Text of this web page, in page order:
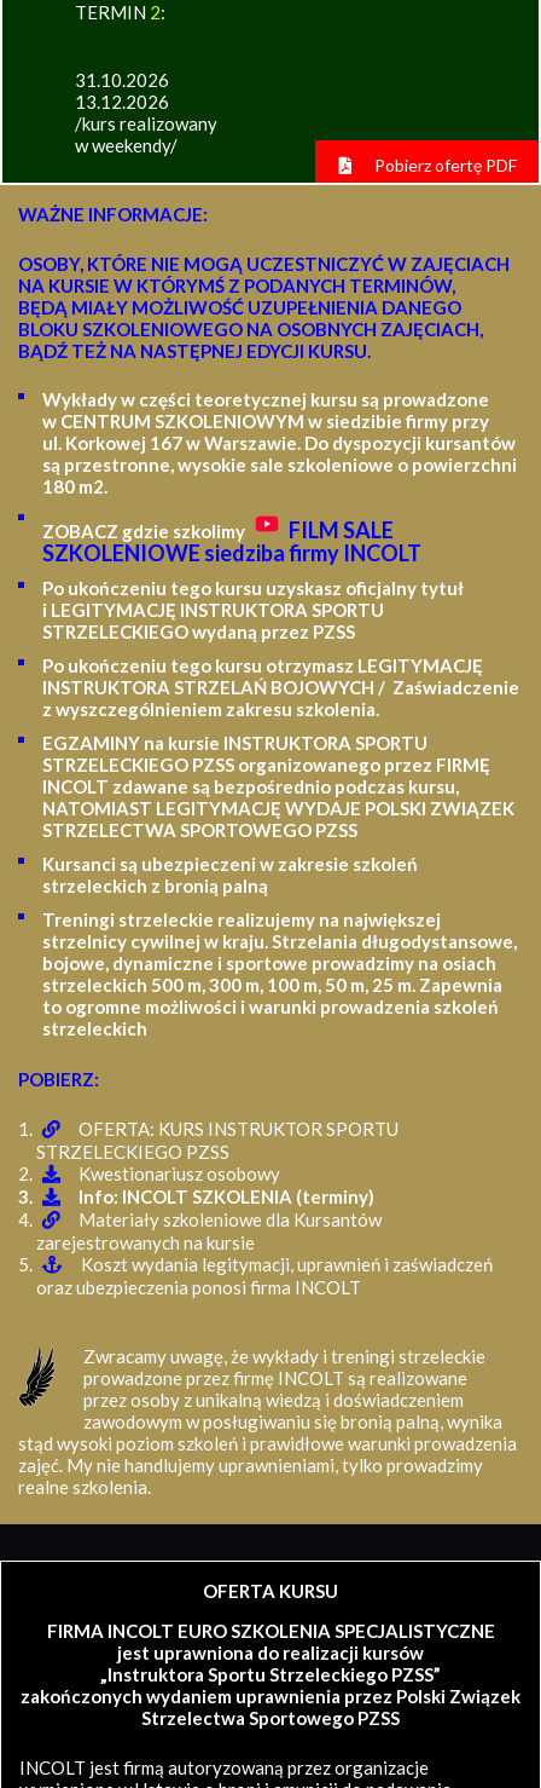
TERMIN 2:
31.10.2026
13.12.2026
/kurs realizowany
w weekendy/
Pobierz ofertę PDF
WAŻNE INFORMACJE:
OSOBY, KTÓRE NIE MOGĄ UCZESTNICZYĆ W ZAJĘCIACH
NA KURSIE W KTÓRYMŚ Z PODANYCH TERMINÓW,
BĘDĄ MIAŁY MOŻLIWOŚĆ UZUPEŁNIENIA DANEGO
BLOKU SZKOLENIOWEGO NA OSOBNYCH ZAJĘCIACH,
BĄDŹ TEŻ NA NASTĘPNEJ EDYCJI KURSU.
Wykłady w części teoretycznej kursu są prowadzone
w CENTRUM SZKOLENIOWYM w siedzibie firmy przy
ul. Korkowej 167 w Warszawie. Do dyspozycji kursantów
są przestronne, wysokie sale szkoleniowe o powierzchni
180 m2.
ZOBACZ gdzie szkolimy
FILM SALE
SZKOLENIOWE siedziba firmy INCOLT
Po ukończeniu tego kursu uzyskasz oficjalny tytuł
i LEGITYMACJĘ INSTRUKTORA SPORTU
STRZELECKIEGO wydaną przez PZSS
Po ukończeniu tego kursu otrzymasz LEGITYMACJĘ
INSTRUKTORA STRZELAŃ BOJOWYCH / Zaświadczenie
z wyszczególnieniem zakresu szkolenia.
EGZAMINY na kursie INSTRUKTORA SPORTU
STRZELECKIEGO PZSS organizowanego przez FIRMĘ
INCOLT zdawane są bezpośrednio podczas kursu,
NATOMIAST LEGITYMACJĘ WYDAJE POLSKI ZWIĄZEK
STRZELECTWA SPORTOWEGO PZSS
Kursanci są ubezpieczeni w zakresie szkoleń
strzeleckich z bronią palną
Treningi strzeleckie realizujemy na największej
strzelnicy cywilnej w kraju. Strzelania długodystansowe,
bojowe, dynamiczne i sportowe prowadzimy na osiach
strzeleckich 500 m, 300 m, 100 m, 50 m, 25 m. Zapewnia
to ogromne możliwości i warunki prowadzenia szkoleń
strzeleckich
POBIERZ:
OFERTA: KURS INSTRUKTOR SPORTU
STRZELECKIEGO PZSS
Kwestionariusz osobowy
Info: INCOLT SZKOLENIA (terminy)
Materiały szkoleniowe dla Kursantów
zarejestrowanych na kursie
Koszt wydania legitymacji, uprawnień i zaświadczeń
oraz ubezpieczenia ponosi firma INCOLT
Zwracamy uwagę, że wykłady i treningi strzeleckie
prowadzone przez firmę INCOLT są realizowane
przez osoby z unikalną wiedzą i doświadczeniem
zawodowym w posługiwaniu się bronią palną, wynika
stąd wysoki poziom szkoleń i prawidłowe warunki prowadzenia
zajęć. My nie handlujemy uprawnieniami, tylko prowadzimy
realne szkolenia.
OFERTA KURSU
FIRMA INCOLT EURO SZKOLENIA SPECJALISTYCZNE
jest uprawniona do realizacji kursów
„Instruktora Sportu Strzeleckiego PZSS”
zakończonych wydaniem uprawnienia przez Polski Związek
Strzelectwa Sportowego PZSS
INCOLT jest firmą autoryzowaną przez organizacje